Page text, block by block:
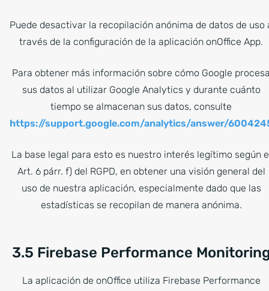
Puede desactivar la recopilación anónima de datos de uso
través de la configuración de la aplicación onOffice App.
Para obtener más información sobre cómo Google
sus datos al utilizar Google Analytics y durante cuánto
tiempo se almacenan sus datos, consulte
https://support.google.com/analytics/answer/
La base legal para esto es nuestro interés legítimo según
Art. 6 párr. f) del RGPD, en obtener una visión general del
uso de nuestra aplicación, especialmente dado que las
estadísticas se recopilan de manera anónima.
3.5 Firebase Performance
La aplicación de onOffice utiliza Firebase Performance